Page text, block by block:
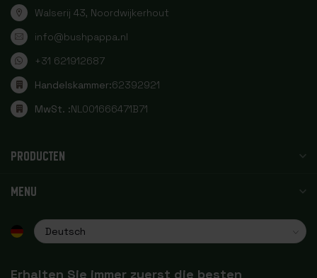
Walserij 43, Noordwijkerhout
info@bushpappa.nl
+31 621912687
Handelskammer:62392921
MwSt. :NL001666471B71
PRODUCTEN
MENU
Erhalten Sie immer zuerst die besten